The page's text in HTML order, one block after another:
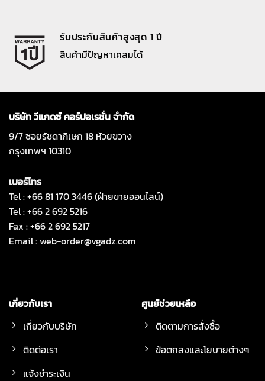
รับประกันสินค้าสูงสุด 1 ปี
สินค้ามีปัญหาเคลมได้
บริษัท วีแกดซ์ คอร์ปอเรชั่น จำกัด
9/7 ซอยรัชดาภิเษก 18 ห้วยขวาง
กรุงเทพฯ 10310
เบอร์โทร
Tel : +66 81 170 3446 (ฝ่ายขายออนไลน์)
Tel : +66 2 692 5216
Fax : +66 2 692 5217
Email :web-order@vgadz.com
เกี่ยวกับเรา
เกี่ยวกับบริษัท
ติดต่อเรา
แจ้งชำระเงิน
ศูนย์ช่วยเหลือ
ติดตามการสั่งซื้อ
ข้อตกลงและโยบายต่างๆ